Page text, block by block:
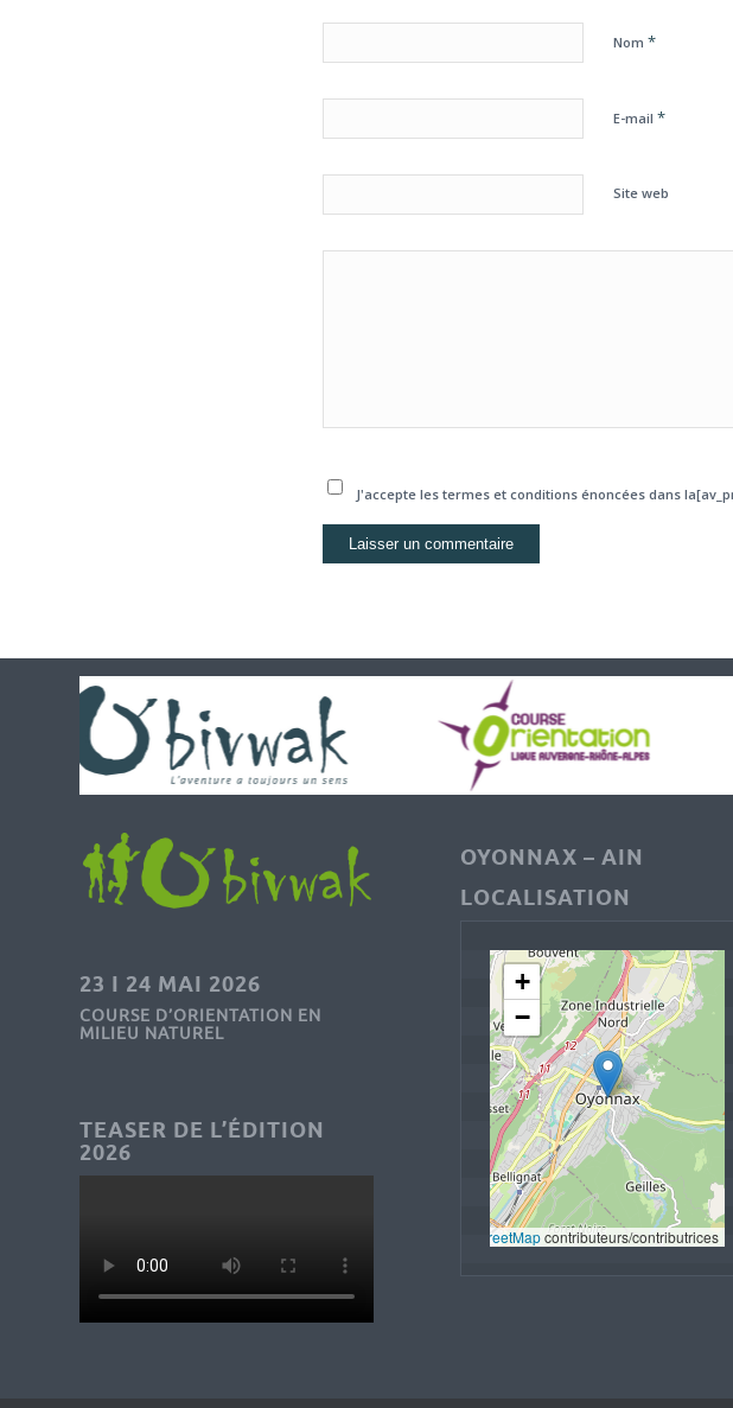
Nom *
E-mail *
Site web
J'accepte les termes et conditions énoncées dans
23 I 24 MAI 2026
COURSE D’ORIENTATION EN
MILIEU NATUREL
TEASER DE L’ÉDITION
2026
OYONNAX – AIN
LOCALISATION
+
−
OpenStreetMap contributeurs/contributrices